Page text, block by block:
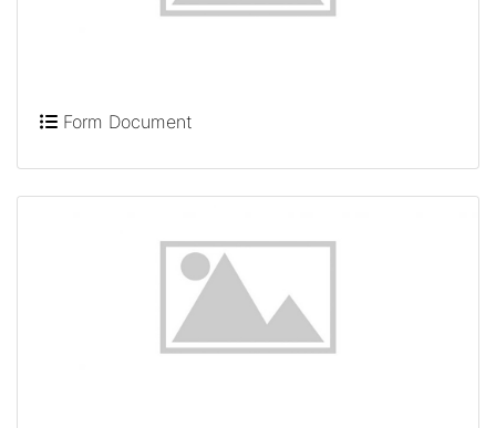
Form Document